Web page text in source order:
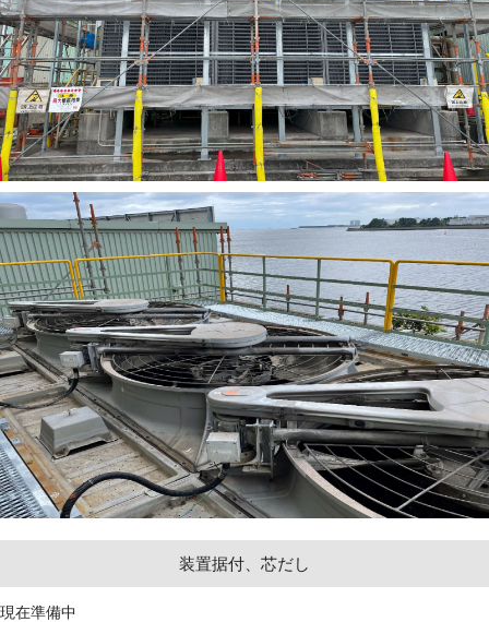
装置据付、芯だし
現在準備中